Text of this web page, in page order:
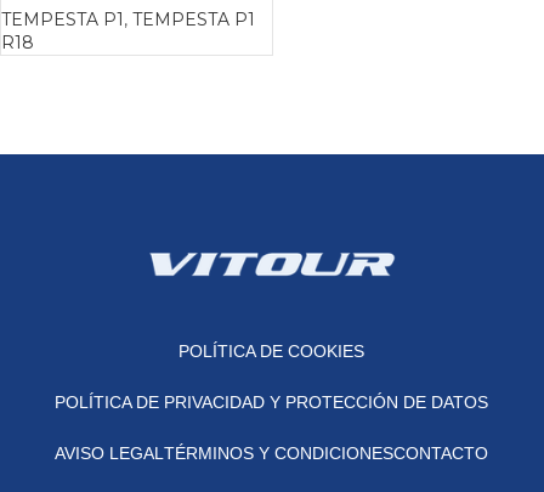
TEMPESTA P1, TEMPESTA P1
R18
POLÍTICA DE COOKIES
POLÍTICA DE PRIVACIDAD Y PROTECCIÓN DE DATOS
AVISO LEGALTÉRMINOS Y CONDICIONESCONTACTO